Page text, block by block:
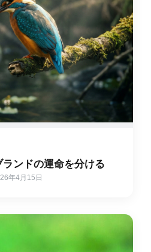
ンドの運命を分ける
年4月15日